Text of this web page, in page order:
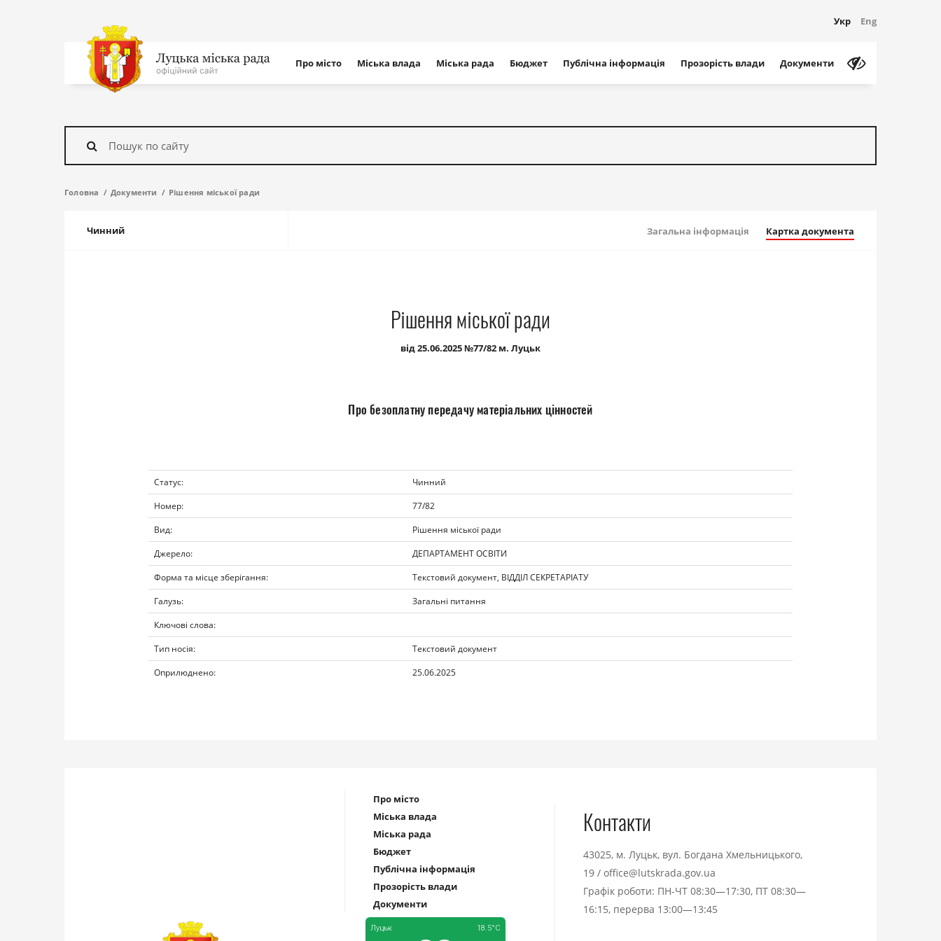
Укр Eng
На
головну
сайту
Про місто Міська влада Міська рада Бюджет Публічна інформація Прозорість влади Документи
Знайти
Головна Документи Рішення міської ради
Чинний Загальна інформація Картка документа
Рішення міської ради
від 25.06.2025 №77/82 м. Луцьк
Про безоплатну передачу матеріальних цінностей
Статус:
Чинний
Номер:
77/82
Вид:
Рішення міської ради
Джерело:
ДЕПАРТАМЕНТ ОСВІТИ
Форма та місце зберігання:
Текстовий документ, ВІДДІЛ СЕКРЕТАРІАТУ
Галузь:
Загальні питання
Ключові слова:
Тип носія:
Текстовий документ
Оприлюднено:
25.06.2025
Про місто
Міська влада
Міська рада
Бюджет
Публічна інформація
Прозорість влади
Документи
Контакти
43025, м. Луцьк, вул. Богдана Хмельницького,
19 / office@lutskrada.gov.ua
Графік роботи: ПН-ЧТ 08:30—17:30, ПТ 08:30—
16:15, перерва 13:00—13:45